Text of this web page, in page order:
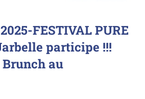
FESTIVAL PURE
participe !!!
Brunch au